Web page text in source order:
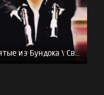
Святые из Бундока \ Святые из трущоб - (Перевод Гоблина)